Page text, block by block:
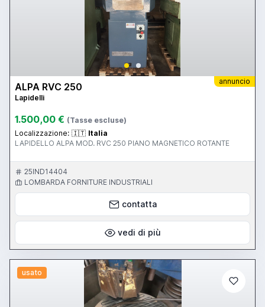
annuncio
ALPA RVC 250
Lapidelli
1.500,00 € (Tasse escluse)
Localizzazione: 🇮🇹 Italia
LAPIDELLO ALPA MOD. RVC 250 PIANO MAGNETICO ROTANTE
25IND14404
LOMBARDA FORNITURE INDUSTRIALI
contatta
vedi di più
usato